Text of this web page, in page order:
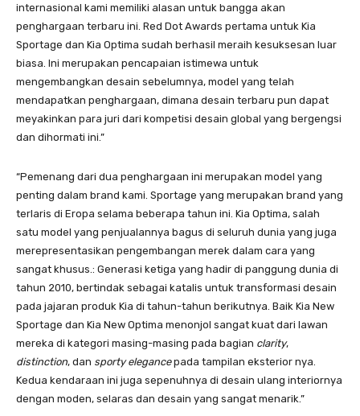
internasional kami memiliki alasan untuk bangga akan
penghargaan terbaru ini. Red Dot Awards pertama untuk Kia
Sportage dan Kia Optima sudah berhasil meraih kesuksesan luar
biasa. Ini merupakan pencapaian istimewa untuk
mengembangkan desain sebelumnya, model yang telah
mendapatkan penghargaan, dimana desain terbaru pun dapat
meyakinkan para juri dari kompetisi desain global yang bergengsi
dan dihormati ini.”
“Pemenang dari dua penghargaan ini merupakan model yang
penting dalam brand kami. Sportage yang merupakan brand yang
terlaris di Eropa selama beberapa tahun ini. Kia Optima, salah
satu model yang penjualannya bagus di seluruh dunia yang juga
merepresentasikan pengembangan merek dalam cara yang
sangat khusus.: Generasi ketiga yang hadir di panggung dunia di
tahun 2010, bertindak sebagai katalis untuk transformasi desain
pada jajaran produk Kia di tahun-tahun berikutnya. Baik Kia New
Sportage dan Kia New Optima menonjol sangat kuat dari lawan
mereka di kategori masing-masing pada bagian clarity,
distinction, dan sporty elegancepada tampilan eksterior nya.
Kedua kendaraan ini juga sepenuhnya di desain ulang interiornya
dengan moden, selaras dan desain yang sangat menarik.”